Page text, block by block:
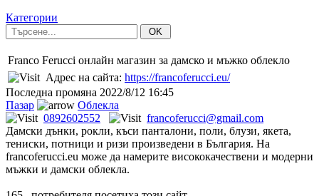
Категории
OK
Franco Ferucci онлайн магазин за дамско и мъжко облекло
Адрес на сайта: https://francoferucci.eu/
Последна промяна 2022/8/12 16:45
Пазар
Облекла
0892602552
francoferucci@gmail.com
Дамски дънки, рокли, къси панталони, поли, блузи, якета,
тениски, потници и ризи произведени в България. На
francoferucci.eu може да намерите висококачествени и модерни
мъжки и дамски облекла.